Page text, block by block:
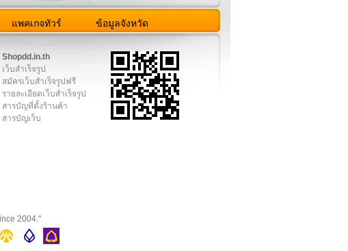
แพคเกจทัวร์ ข้อมูลจังหวัด
Shopdd.in.th
เว็บสำเร็จรูป
สมัครเว็บสำเร็จรูปฟรี
รายละเอียดเว็บสำเร็จรูป
สารบัญที่ตั้งร้านค้า
สารบัญเว็บ
2004."